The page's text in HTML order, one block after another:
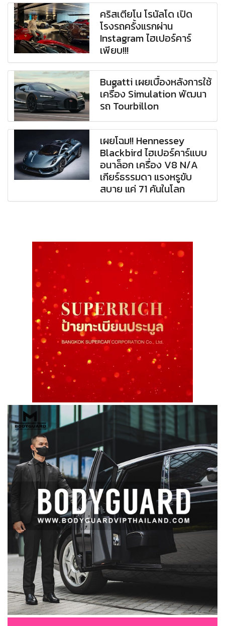
คริสเตียโน โรนัลโด เปิด
โรงรถครั้งแรกผ่าน
Instagram ไฮเปอร์คาร์
เพียบ!!!
Bugatti เผยเบื้องหลังการใช้
เครื่อง Simulation พัฒนา
รถ Tourbillon
เผยโฉม!! Hennessey
Blackbird ไฮเปอร์คาร์แบบ
อนาล็อก เครื่อง V8 N/A
เกียร์ธรรมดา แรงหรูขับ
สบาย แค่ 71 คันในโลก